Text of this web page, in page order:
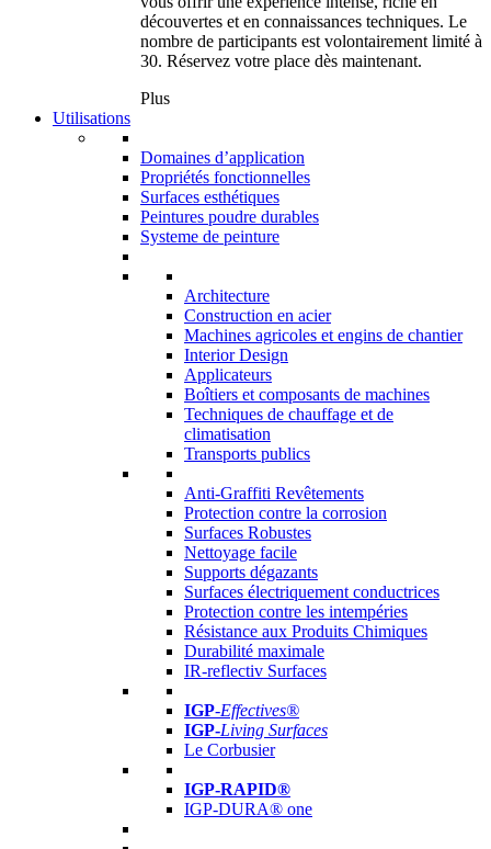
découvertes et en connaissances techniques. Le
nombre de participants est volontairement limité à
30. Réservez votre place dès maintenant.
Plus
Utilisations
Domaines d’application
Propriétés fonctionnelles
Surfaces esthétiques
Peintures poudre durables
Systeme de peinture
Architecture
Construction en acier
Machines agricoles et engins de chantier
Interior Design
Applicateurs
Boîtiers et composants de machines
Techniques de chauffage et de
climatisation
Transports publics
Anti-Graffiti Revêtements
Protection contre la corrosion
Surfaces Robustes
Nettoyage facile
Supports dégazants
Surfaces électriquement conductrices
Protection contre les intempéries
Résistance aux Produits Chimiques
Durabilité maximale
IR-reflectiv Surfaces
IGP-Effectives®
IGP-Living Surfaces
Le Corbusier
IGP-RAPID®
IGP-DURA® one